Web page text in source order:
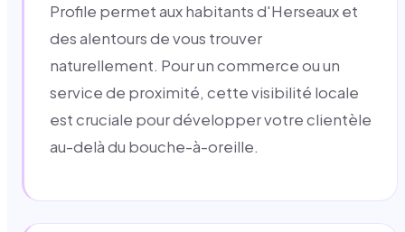
Profile permet aux habitants d'Herseaux et
des alentours de vous trouver
naturellement. Pour un commerce ou un
service de proximité, cette visibilité locale
est cruciale pour développer votre clientèle
au-delà du bouche-à-oreille.